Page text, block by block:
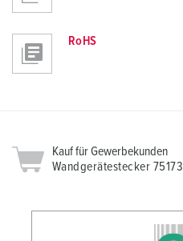
RoHS
Kauf für Gewerbekunden
Wandgerätestecker 75173